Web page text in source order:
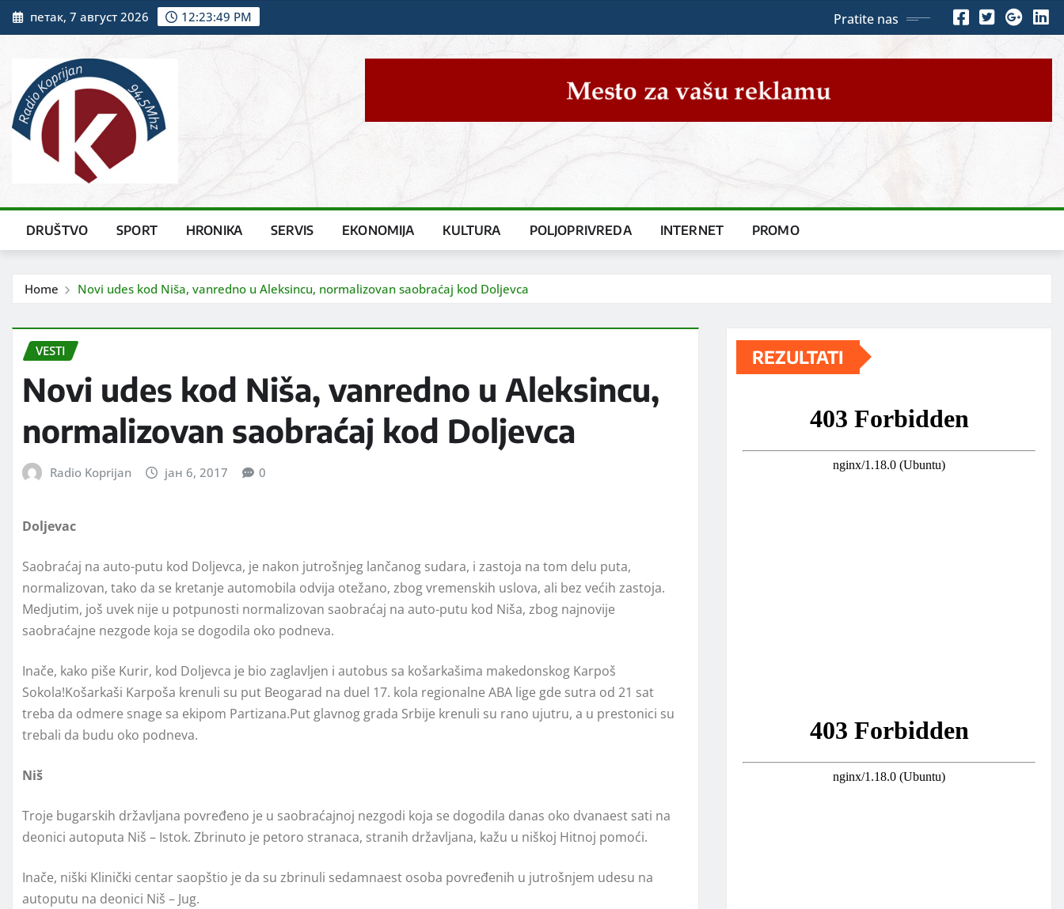
Skip
to
петак, 7 август 2026 12:23:50 PM Pratite nas
DRUŠTVO SPORT HRONIKA SERVIS EKONOMIJA KULTURA POLJOPRIVREDA INTERNET PROMO
Home Novi udes kod Niša, vanredno u Aleksincu, normalizovan saobraćaj kod Doljevca
VESTI
Novi udes kod Niša, vanredno u Aleksincu,
normalizovan saobraćaj kod Doljevca
Radio Koprijan јан 6, 2017 0
Doljevac
Saobraćaj na auto-putu kod Doljevca, je nakon jutrošnjeg lančanog sudara, i zastoja na tom delu puta,
normalizovan, tako da se kretanje automobila odvija otežano, zbog vremenskih uslova, ali bez većih zastoja.
Medjutim, još uvek nije u potpunosti normalizovan saobraćaj na auto-putu kod Niša, zbog najnovije
saobraćajne nezgode koja se dogodila oko podneva.
Inače, kako piše Kurir, kod Doljevca je bio zaglavljen i autobus sa košarkašima makedonskog Karpoš
Sokola!Košarkaši Karpoša krenuli su put Beogarad na duel 17. kola regionalne ABA lige gde sutra od 21 sat
treba da odmere snage sa ekipom Partizana.Put glavnog grada Srbije krenuli su rano ujutru, a u prestonici su
trebali da budu oko podneva.
Niš
Troje bugarskih državljana povređeno je u saobraćajnoj nezgodi koja se dogodila danas oko dvanaest sati na
deonici autoputa Niš – Istok. Zbrinuto je petoro stranaca, stranih državljana, kažu u niškoj Hitnoj pomoći.
Inače, niški Klinički centar saopštio je da su zbrinuli sedamnaest osoba povređenih u jutrošnjem udesu na
autoputu na deonici Niš – Jug.
REZULTATI